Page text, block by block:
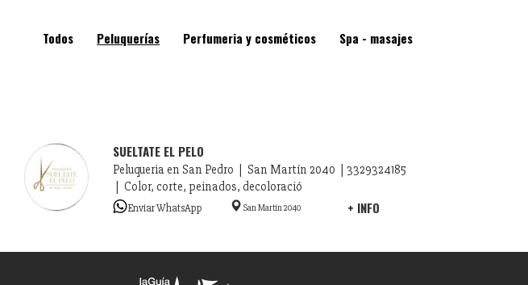
Todos Peluquerías Perfumeria y cosméticos Spa - masajes
SUELTATE EL PELO
Peluqueria en San Pedro | San Martín 2040 | 3329324185
| Color, corte, peinados, decoloració
Enviar WhatsApp San Martín 2040 + INFO